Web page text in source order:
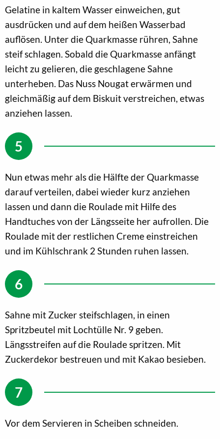
Gelatine in kaltem Wasser einweichen, gut
ausdrücken und auf dem heißen Wasserbad
auflösen. Unter die Quarkmasse rühren, Sahne
steif schlagen. Sobald die Quarkmasse anfängt
leicht zu gelieren, die geschlagene Sahne
unterheben. Das Nuss Nougat erwärmen und
gleichmäßig auf dem Biskuit verstreichen, etwas
anziehen lassen.
Nun etwas mehr als die Hälfte der Quarkmasse
darauf verteilen, dabei wieder kurz anziehen
lassen und dann die Roulade mit Hilfe des
Handtuches von der Längsseite her aufrollen. Die
Roulade mit der restlichen Creme einstreichen
und im Kühlschrank 2 Stunden ruhen lassen.
Sahne mit Zucker steifschlagen, in einen
Spritzbeutel mit Lochtülle Nr. 9 geben.
Längsstreifen auf die Roulade spritzen. Mit
Zuckerdekor bestreuen und mit Kakao besieben.
Vor dem Servieren in Scheiben schneiden.